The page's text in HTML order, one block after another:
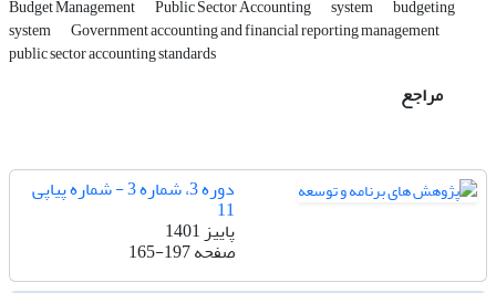
Budget Management Public Sector Accounting system budgeting
system Government accounting and financial reporting management
public sector accounting standards
مراجع
دوره 3، شماره 3 - شماره پیاپی
11
پاییز 1401
صفحه165-197